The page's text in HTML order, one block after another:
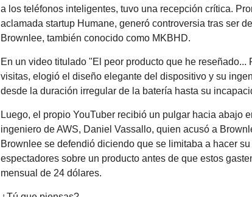
a los teléfonos inteligentes, tuvo una recepción crítica.
aclamada startup Humane, generó controversia tras ser
Brownlee, también conocido como MKBHD.
En un video titulado "El peor producto que he
visitas, elogió el diseño elegante del dispositivo y su
desde la duración irregular de la batería hasta su
Luego, el propio YouTuber recibió un pulgar hacia abajo
ingeniero de AWS, Daniel Vassallo, quien acusó a
Brownlee se defendió diciendo que se limitaba a hacer
espectadores sobre un producto antes de que estos
mensual de 24 dólares.